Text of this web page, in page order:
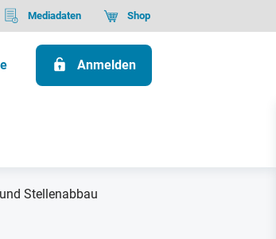
Mediadaten Shop
Anmelden
Stellenabbau